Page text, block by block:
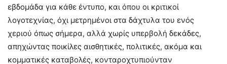
εβδομάδα για κάθε έντυπο, και όπου οι κριτικοί
λογοτεχνίας, όχι μετρημένοι στα δάχτυλα του ενός
χεριού όπως σήμερα, αλλά χωρίς υπερβολή δεκάδες,
απηχώντας ποικίλες αισθητικές, πολιτικές, ακόμα και
κομματικές καταβολές, κονταροχτυπιούνταν